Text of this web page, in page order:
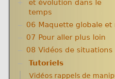
et évolution dans le
temps
Amélioration des
Domotiser pour
06 Maquette globale
07 Pour aller plus loin
08 Vidéos de situations
Tutoriels
Vidéos rappels de